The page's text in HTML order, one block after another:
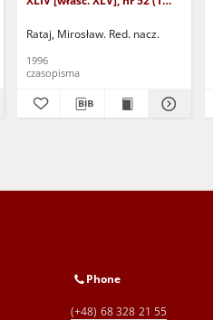
Rataj, Mirosław. Red. nacz.
1996
czasopisma
Phone
(+48) 68 328 21 55